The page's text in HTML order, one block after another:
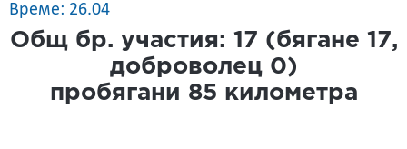
Време: 26.04
Общ бр. участия: 17 (бягане 17,
доброволец 0)
пробягани 85 километра